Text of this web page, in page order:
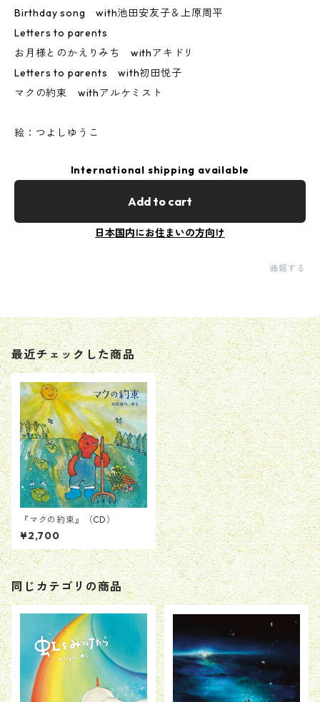
Birthday song with池田安友子＆上原周平
Letters to parents
お月様とのかえりみち withアキドリ
Letters to parents with初田悦子
マクの約束 withアルケミスト
絵：つよしゆうこ
International shipping available
Add to cart
日本国内にお住まいの方向け
通報する
最近チェックした商品
『マクの約束』（CD）
¥2,700
同じカテゴリの商品